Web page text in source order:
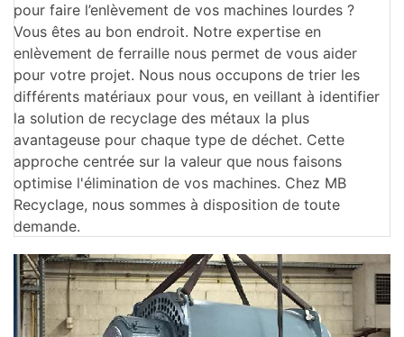
pour faire l’enlèvement de vos machines lourdes ?
Vous êtes au bon endroit. Notre expertise en
enlèvement de ferraille nous permet de vous aider
pour votre projet. Nous nous occupons de trier les
différents matériaux pour vous, en veillant à identifier
la solution de recyclage des métaux la plus
avantageuse pour chaque type de déchet. Cette
approche centrée sur la valeur que nous faisons
optimise l'élimination de vos machines. Chez MB
Recyclage, nous sommes à disposition de toute
demande.